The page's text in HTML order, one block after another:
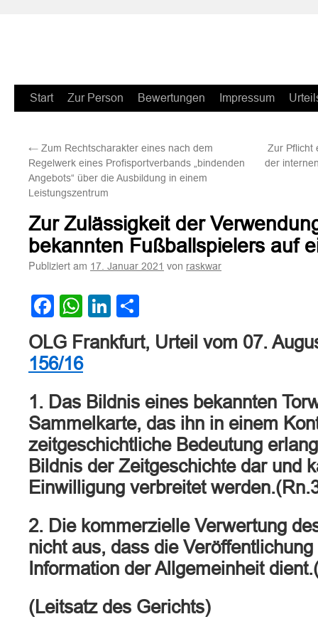
Zum
springen
Start Zur Person Bewertungen Impressum
← Zum Rechtscharakter eines nach dem
Regelwerk eines Profisportverbands „bindenden
Angebots“ über die Ausbildung in einem
Leistungszentrum
Zur Pflicht
der
Zur Zulässigkeit der
bekannten Fußballspielers auf
Publiziert am 17. Januar 2021 von raskwar
Facebook
WhatsApp
LinkedIn
OLG Frankfurt, Urteil vom 07.
156/16
1. Das Bildnis eines bekannten
Sammelkarte, das ihn in einem
zeitgeschichtliche Bedeutung
Bildnis der Zeitgeschichte dar und
Einwilligung verbreitet
2. Die kommerzielle Verwertung
nicht aus, dass die
Information der Allgemeinheit
(Leitsatz des Gerichts)